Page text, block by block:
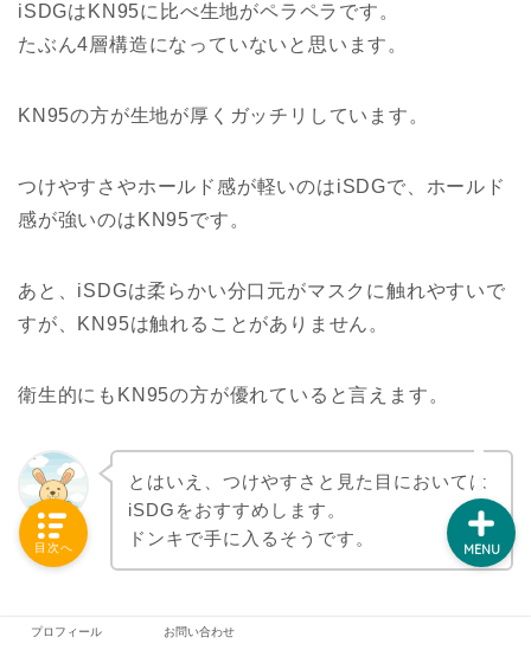
iSDGはKN95に比べ生地がペラペラです。
たぶん4層構造になっていないと思います。
KN95の方が生地が厚くガッチリしています。
つけやすさやホールド感が軽いのはiSDGで、ホールド
感が強いのはKN95です。
あと、iSDGは柔らかい分口元がマスクに触れやすいで
すが、KN95は触れることがありません。
衛生的にもKN95の方が優れていると言えます。
ちょろてん
とはいえ、つけやすさと見た目においては
iSDGをおすすめします。
ドンキで手に入るそうです。
プロフィール お問い合わせ
MENU
イヤホン
目次へ